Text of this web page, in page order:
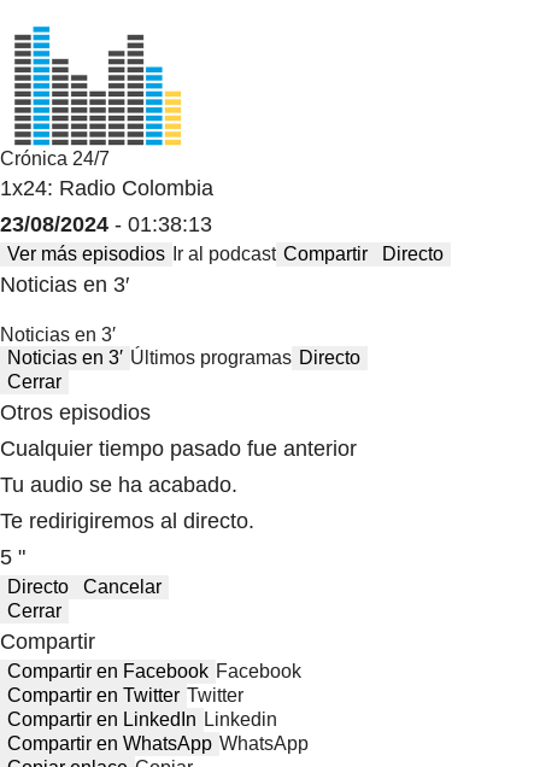
Crónica 24/7
1x24: Radio Colombia
23/08/2024 - 01:38:13
Ver más episodios Ir al podcast Compartir Directo
Noticias en 3′
Noticias en 3′
Noticias en 3′ Últimos programas Directo
Cerrar
Otros episodios
Cualquier tiempo pasado fue anterior
Tu audio se ha acabado.
Te redirigiremos al directo.
5 "
Directo
Cancelar
Cerrar
Compartir
Compartir en Facebook Facebook
Compartir en Twitter Twitter
Compartir en LinkedIn Linkedin
Compartir en WhatsApp WhatsApp